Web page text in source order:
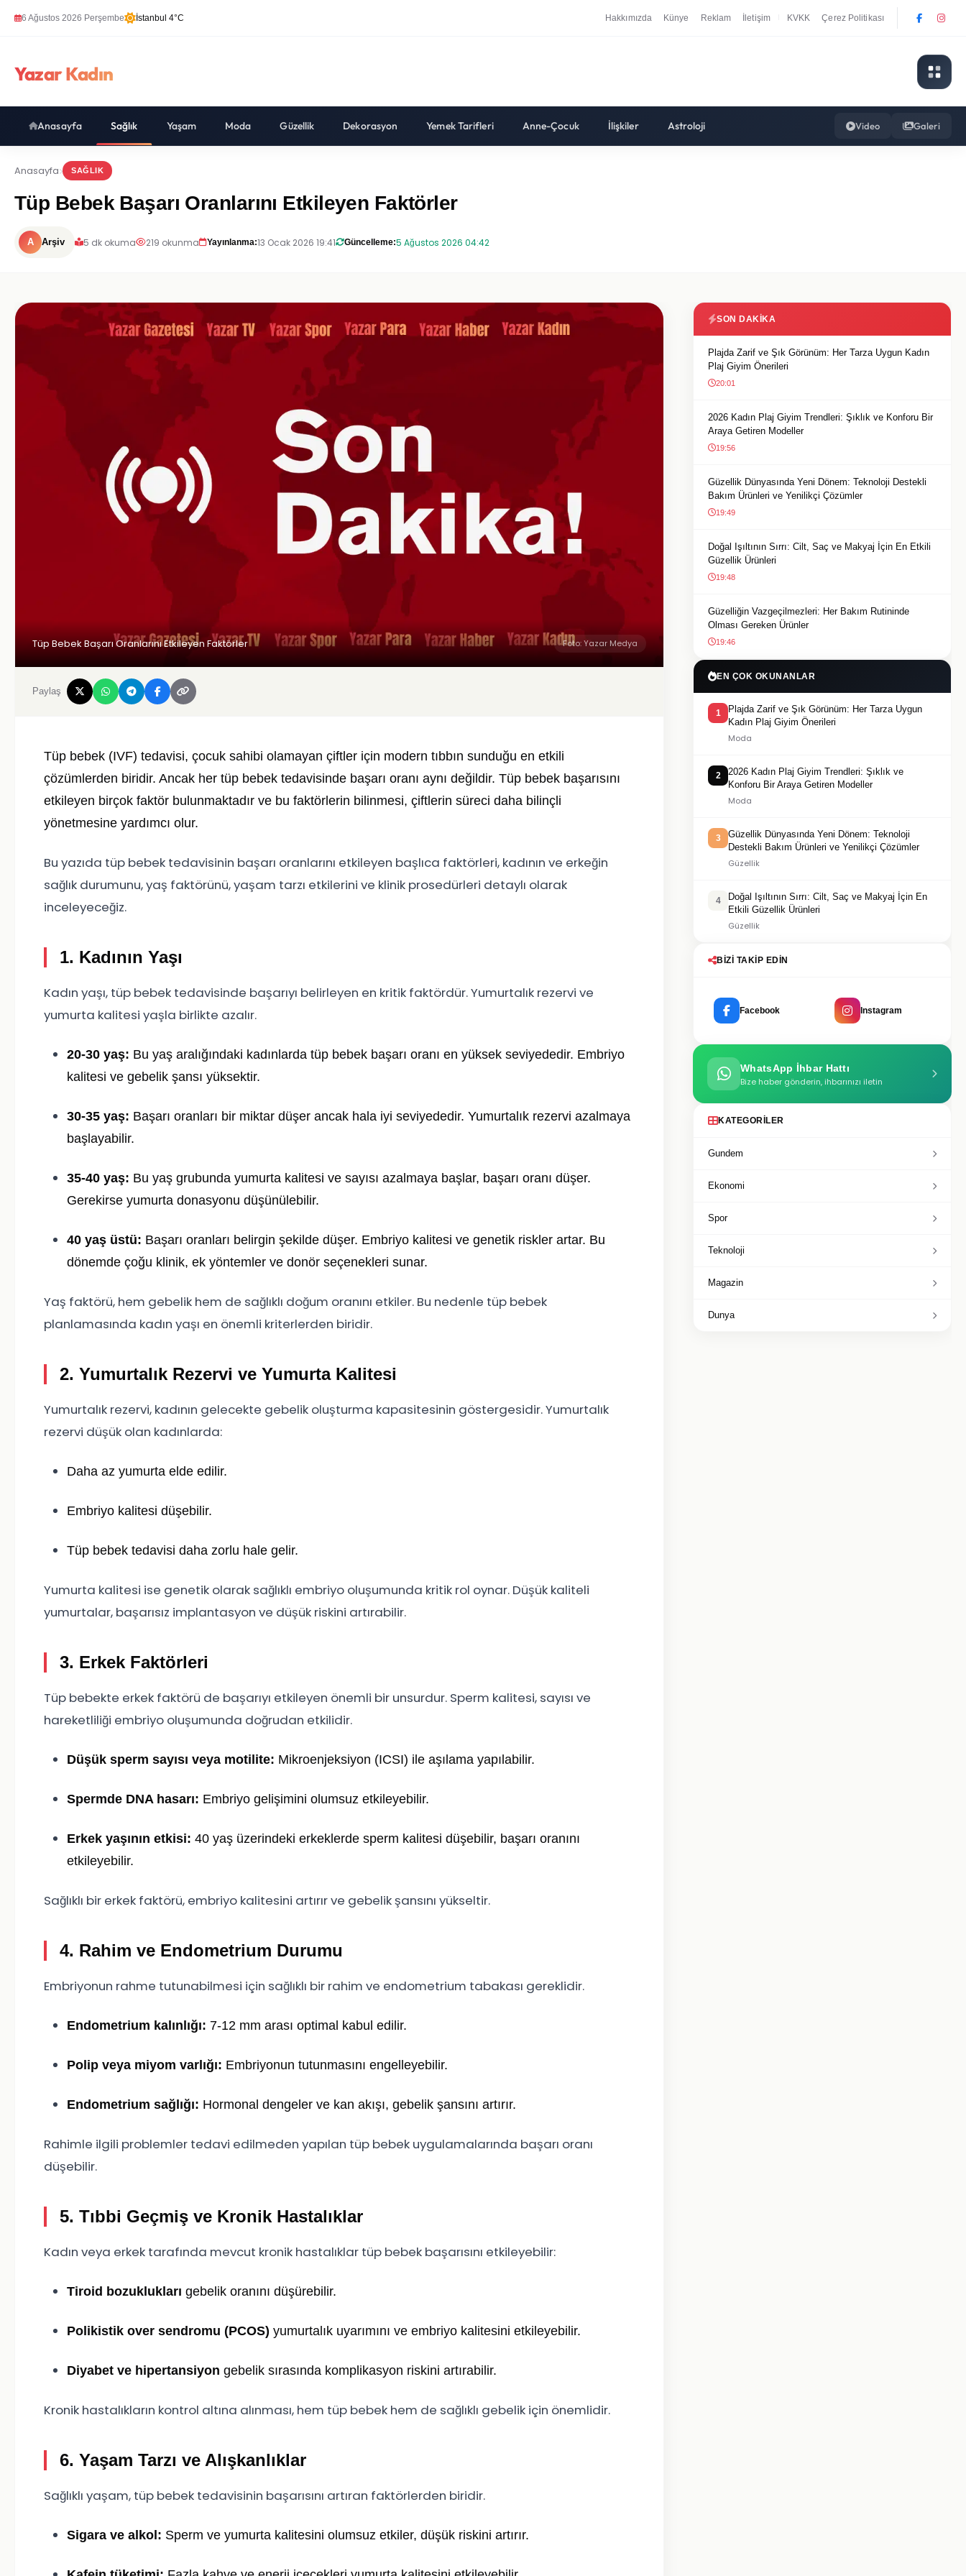
6 Ağustos 2026 Perşembe İstanbul 4°C Hakkımızda Künye Reklam İletişim KVKK Çerez Politikası
Yazar Kadın
Anasayfa Sağlık Yaşam Moda Güzellik Dekorasyon Yemek Tarifleri Anne-Çocuk İlişkiler Astroloji Video Galeri
Anasayfa SAĞLIK
Tüp Bebek Başarı Oranlarını Etkileyen Faktörler
A Arşiv 5 dk okuma 219 okunma Yayınlanma:13 Ocak 2026 19:41 Güncelleme:5 Ağustos 2026 04:42
Tüp Bebek Başarı Oranlarını Etkileyen Faktörler Foto: Yazar Medya
Paylaş
Tüp bebek (IVF) tedavisi, çocuk sahibi olamayan çiftler için modern tıbbın sunduğu en etkili
çözümlerden biridir. Ancak her tüp bebek tedavisinde başarı oranı aynı değildir. Tüp bebek başarısını
etkileyen birçok faktör bulunmaktadır ve bu faktörlerin bilinmesi, çiftlerin süreci daha bilinçli
yönetmesine yardımcı olur.
Bu yazıda tüp bebek tedavisinin başarı oranlarını etkileyen başlıca faktörleri, kadının ve erkeğin
sağlık durumunu, yaş faktörünü, yaşam tarzı etkilerini ve klinik prosedürleri detaylı olarak
inceleyeceğiz.
1. Kadının Yaşı
Kadın yaşı, tüp bebek tedavisinde başarıyı belirleyen en kritik faktördür. Yumurtalık rezervi ve
yumurta kalitesi yaşla birlikte azalır.
20-30 yaş: Bu yaş aralığındaki kadınlarda tüp bebek başarı oranı en yüksek seviyededir. Embriyo
kalitesi ve gebelik şansı yüksektir.
30-35 yaş: Başarı oranları bir miktar düşer ancak hala iyi seviyededir. Yumurtalık rezervi azalmaya
başlayabilir.
35-40 yaş: Bu yaş grubunda yumurta kalitesi ve sayısı azalmaya başlar, başarı oranı düşer.
Gerekirse yumurta donasyonu düşünülebilir.
40 yaş üstü: Başarı oranları belirgin şekilde düşer. Embriyo kalitesi ve genetik riskler artar. Bu
dönemde çoğu klinik, ek yöntemler ve donör seçenekleri sunar.
Yaş faktörü, hem gebelik hem de sağlıklı doğum oranını etkiler. Bu nedenle tüp bebek
planlamasında kadın yaşı en önemli kriterlerden biridir.
2. Yumurtalık Rezervi ve Yumurta Kalitesi
Yumurtalık rezervi, kadının gelecekte gebelik oluşturma kapasitesinin göstergesidir. Yumurtalık
rezervi düşük olan kadınlarda:
Daha az yumurta elde edilir.
Embriyo kalitesi düşebilir.
Tüp bebek tedavisi daha zorlu hale gelir.
Yumurta kalitesi ise genetik olarak sağlıklı embriyo oluşumunda kritik rol oynar. Düşük kaliteli
yumurtalar, başarısız implantasyon ve düşük riskini artırabilir.
3. Erkek Faktörleri
Tüp bebekte erkek faktörü de başarıyı etkileyen önemli bir unsurdur. Sperm kalitesi, sayısı ve
hareketliliği embriyo oluşumunda doğrudan etkilidir.
Düşük sperm sayısı veya motilite: Mikroenjeksiyon (ICSI) ile aşılama yapılabilir.
Spermde DNA hasarı: Embriyo gelişimini olumsuz etkileyebilir.
Erkek yaşının etkisi: 40 yaş üzerindeki erkeklerde sperm kalitesi düşebilir, başarı oranını
etkileyebilir.
Sağlıklı bir erkek faktörü, embriyo kalitesini artırır ve gebelik şansını yükseltir.
4. Rahim ve Endometrium Durumu
Embriyonun rahme tutunabilmesi için sağlıklı bir rahim ve endometrium tabakası gereklidir.
Endometrium kalınlığı: 7-12 mm arası optimal kabul edilir.
Polip veya miyom varlığı: Embriyonun tutunmasını engelleyebilir.
Endometrium sağlığı: Hormonal dengeler ve kan akışı, gebelik şansını artırır.
Rahimle ilgili problemler tedavi edilmeden yapılan tüp bebek uygulamalarında başarı oranı
düşebilir.
5. Tıbbi Geçmiş ve Kronik Hastalıklar
Kadın veya erkek tarafında mevcut kronik hastalıklar tüp bebek başarısını etkileyebilir:
Tiroid bozuklukları gebelik oranını düşürebilir.
Polikistik over sendromu (PCOS) yumurtalık uyarımını ve embriyo kalitesini etkileyebilir.
Diyabet ve hipertansiyon gebelik sırasında komplikasyon riskini artırabilir.
Kronik hastalıkların kontrol altına alınması, hem tüp bebek hem de sağlıklı gebelik için önemlidir.
6. Yaşam Tarzı ve Alışkanlıklar
Sağlıklı yaşam, tüp bebek tedavisinin başarısını artıran faktörlerden biridir.
Sigara ve alkol: Sperm ve yumurta kalitesini olumsuz etkiler, düşük riskini artırır.
SON DAKIKA
Plajda Zarif ve Şık Görünüm: Her Tarza Uygun Kadın
Plaj Giyim Önerileri
20:01
2026 Kadın Plaj Giyim Trendleri: Şıklık ve Konforu Bir
Araya Getiren Modeller
19:56
Güzellik Dünyasında Yeni Dönem: Teknoloji Destekli
Bakım Ürünleri ve Yenilikçi Çözümler
19:49
Doğal Işıltının Sırrı: Cilt, Saç ve Makyaj İçin En Etkili
Güzellik Ürünleri
19:48
Güzelliğin Vazgeçilmezleri: Her Bakım Rutininde
Olması Gereken Ürünler
19:46
EN ÇOK OKUNANLAR
1
Plajda Zarif ve Şık Görünüm: Her Tarza Uygun
Kadın Plaj Giyim Önerileri
Moda
2
2026 Kadın Plaj Giyim Trendleri: Şıklık ve
Konforu Bir Araya Getiren Modeller
Moda
3
Güzellik Dünyasında Yeni Dönem: Teknoloji
Destekli Bakım Ürünleri ve Yenilikçi Çözümler
Güzellik
4
Doğal Işıltının Sırrı: Cilt, Saç ve Makyaj İçin En
Etkili Güzellik Ürünleri
Güzellik
BIZI TAKIP EDIN
Facebook Instagram
WhatsApp İhbar Hattı
Bize haber gönderin, ihbarınızı iletin
KATEGORILER
Gundem
Ekonomi
Spor
Teknoloji
Magazin
Dunya